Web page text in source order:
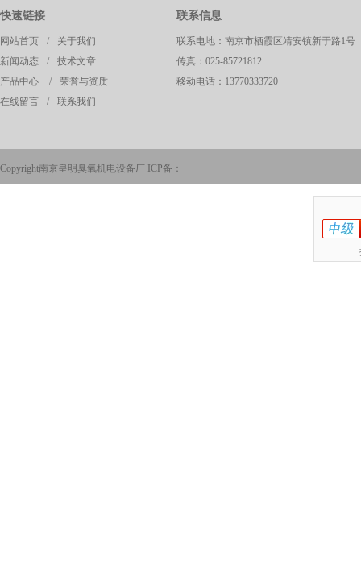
页
快速链接
网站首页 /
关于我们
新闻动态
/
技术文章
产品中心
/
荣誉与资质
在线留言
/ 联系我们
联系信息
联系电地：南京市栖霞区靖安镇新于路1号
传真：025-85721812
移动电话：13770333720
Copyright南京皇明臭氧机电设备厂 ICP备：